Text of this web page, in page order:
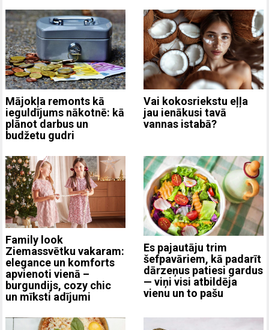
Mājokļa remonts kā
ieguldījums nākotnē: kā
plānot darbus un
budžetu gudri
Vai kokosriekstu eļļa
jau ienākusi tavā
vannas istabā?
Family look
Ziemassvētku vakaram:
elegance un komforts
apvienoti vienā –
burgundijs, cozy chic
un mīksti adījumi
Es pajautāju trim
šefpavāriem, kā padarīt
dārzeņus patiesi gardus
— viņi visi atbildēja
vienu un to pašu